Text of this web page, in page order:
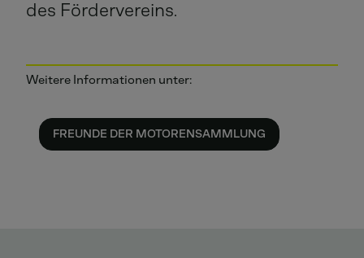
des Fördervereins.
Weitere Informationen unter:
FREUNDE DER MOTORENSAMMLUNG